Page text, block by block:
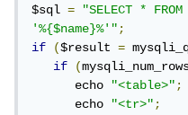
$sql =
"SELECT *
'%{$name}%'";
if
($result =
if
(
      echo
"<table>";
      echo
"<tr>";